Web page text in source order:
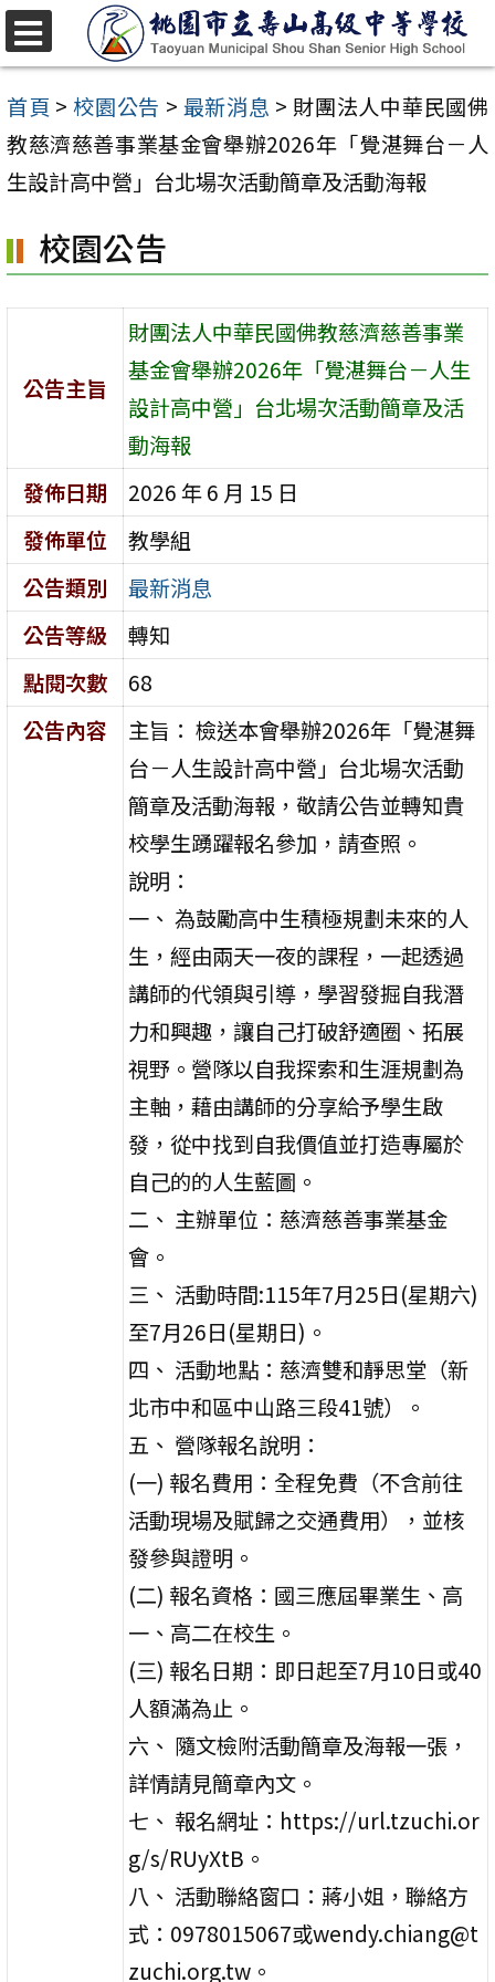
跳
至
主
要
內
區
首頁 > 校園公告 > 最新消息 > 財團法人中華民國佛
教慈濟慈善事業基金會舉辦2026年「覺湛舞台－人
生設計高中營」台北場次活動簡章及活動海報
校園公告
公告主旨
財團法人中華民國佛教慈濟慈善事業
基金會舉辦2026年「覺湛舞台－人生
設計高中營」台北場次活動簡章及活
動海報
發佈日期
2026 年 6 月 15 日
發佈單位
教學組
公告類別
最新消息
公告等級
轉知
點閱次數
68
公告內容
主旨： 檢送本會舉辦2026年「覺湛舞
台－人生設計高中營」台北場次活動
簡章及活動海報，敬請公告並轉知貴
校學生踴躍報名參加，請查照。
說明：
一、 為鼓勵高中生積極規劃未來的人
生，經由兩天一夜的課程，一起透過
講師的代領與引導，學習發掘自我潛
力和興趣，讓自己打破舒適圈、拓展
視野。營隊以自我探索和生涯規劃為
主軸，藉由講師的分享給予學生啟
發，從中找到自我價值並打造專屬於
自己的的人生藍圖。
二、 主辦單位：慈濟慈善事業基金
會。
三、 活動時間:115年7月25日(星期六)
至7月26日(星期日)。
四、 活動地點：慈濟雙和靜思堂（新
北市中和區中山路三段41號）。
五、 營隊報名說明：
(一) 報名費用：全程免費（不含前往
活動現場及賦歸之交通費用），並核
發參與證明。
(二) 報名資格：國三應屆畢業生、高
一、高二在校生。
(三) 報名日期：即日起至7月10日或40
人額滿為止。
六、 隨文檢附活動簡章及海報一張，
詳情請見簡章內文。
七、 報名網址：https://url.tzuchi.or
g/s/RUyXtB。
八、 活動聯絡窗口：蔣小姐，聯絡方
式：0978015067或wendy.chiang@t
zuchi.org.tw。
選
單